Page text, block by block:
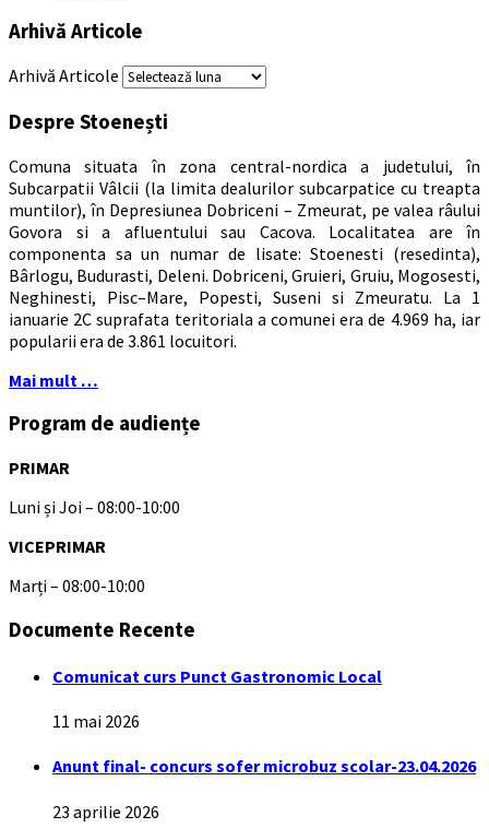
Arhivă Articole
Arhivă Articole
Despre Stoenești
Comuna situata în zona central-nordica a judetului, în
Subcarpatii Vâlcii (la limita dealurilor subcarpatice cu treapta
muntilor), în Depresiunea Dobriceni – Zmeurat, pe valea râului
Govora si a afluentului sau Cacova. Localitatea are în
componenta sa un numar de lisate: Stoenesti (resedinta),
Bârlogu, Budurasti, Deleni. Dobriceni, Gruieri, Gruiu, Mogosesti,
Neghinesti, Pisc–Mare, Popesti, Suseni si Zmeuratu. La 1
ianuarie 2C suprafata teritoriala a comunei era de 4.969 ha, iar
popularii era de 3.861 locuitori.
Mai mult …
Program de audiențe
PRIMAR
Luni și Joi – 08:00-10:00
VICEPRIMAR
Marți – 08:00-10:00
Documente Recente
Comunicat curs Punct Gastronomic Local
11 mai 2026
Anunt final- concurs sofer microbuz scolar-23.04.2026
23 aprilie 2026